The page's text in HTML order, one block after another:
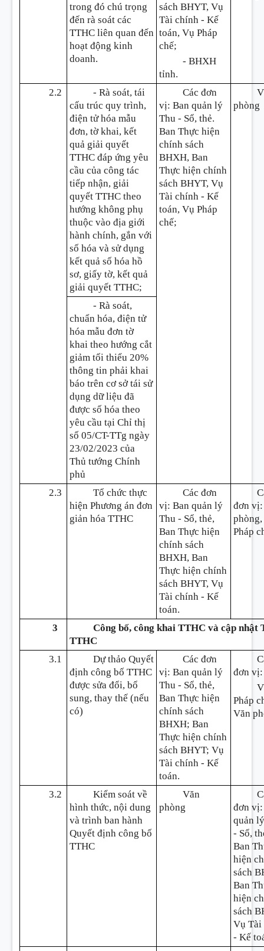
trong đó chú trọng
đến rà soát các
TTHC liên quan đến
hoạt động kinh
doanh.
sách BHYT, Vụ
Tài chính - Kế
toán, Vụ Pháp
chế;
- BHXH
tỉnh.
2.2
- Rà soát, tái
cấu trúc quy trình,
điện tử hóa mẫu
đơn, tờ khai, kết
quả giải quyết
TTHC đáp ứng yêu
cầu của công tác
tiếp nhận, giải
quyết TTHC theo
hướng không phụ
thuộc vào địa giới
hành chính, gắn với
số hóa và sử dụng
kết quả số hóa hồ
sơ, giấy tờ, kết quả
giải quyết TTHC;
Các đơn
vị: Ban quản lý
Thu - Sổ, thẻ.
Ban Thực hiện
chính sách
BHXH, Ban
Thực hiện chính
sách BHYT, Vụ
Tài chính - Kế
toán, Vụ Pháp
chế;
phòng
- Rà soát,
chuẩn hóa, điện tử
hóa mẫu đơn tờ
khai theo hướng cắt
giảm tối thiểu 20%
thông tin phải khai
báo trên cơ sở tái sử
dụng dữ liệu đã
được số hóa theo
yêu cầu tại Chỉ thị
số 05/CT-TTg ngày
23/02/2023 của
Thủ tướng Chính
phủ
2.3
Tổ chức thực
hiện Phương án đơn
giản hóa TTHC
Các đơn
vị: Ban quản lý
Thu - Sổ, thẻ,
Ban Thực hiện
chính sách
BHXH, Ban
Thực hiện chính
sách BHYT, Vụ
Tài chính - Kế
toán.
đơn
Pháp
3
Công bố, công khai TTHC và cập nhật
TTHC
3.1
Dự thảo Quyết
định công bố TTHC
được sửa đổi, bổ
sung, thay thế (nếu
có)
Các đơn
vị: Ban quản lý
Thu - Sổ, thẻ,
Ban Thực hiện
chính sách
BHXH; Ban
Thực hiện chính
sách BHYT; Vụ
Tài chính - Kế
toán.
đơn vị:
Pháp
Văn
3.2
Kiểm soát về
hình thức, nội dung
và trình ban hành
Quyết định công bố
TTHC
Văn
phòng
đơn vị:
quản
- Sổ,
Ban
hiện
sách
Ban
hiện
sách
Vụ Tài
- Kế